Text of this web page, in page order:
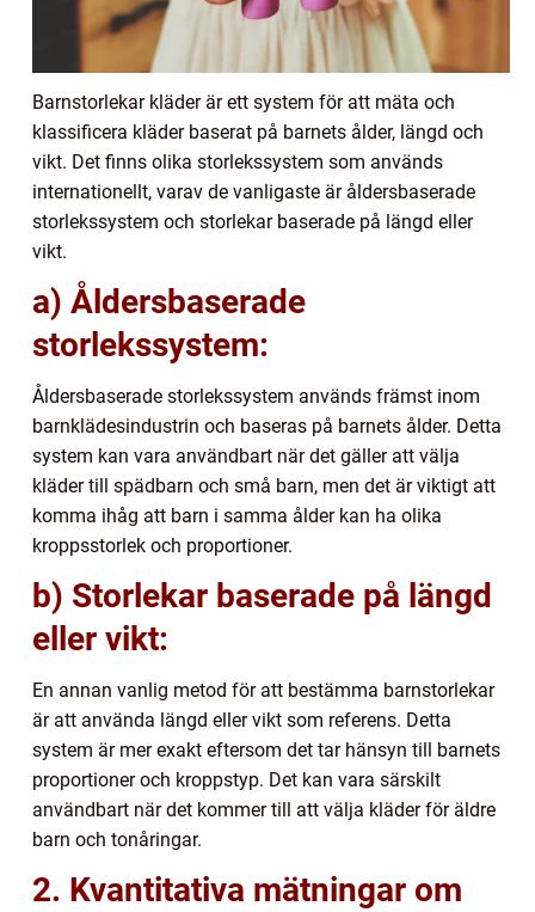
Barnstorlekar kläder är ett system för att mäta och
klassificera kläder baserat på barnets ålder, längd och
vikt. Det finns olika storlekssystem som används
internationellt, varav de vanligaste är åldersbaserade
storlekssystem och storlekar baserade på längd eller
vikt.
a) Åldersbaserade
storlekssystem:
Åldersbaserade storlekssystem används främst inom
barnklädesindustrin och baseras på barnets ålder. Detta
system kan vara användbart när det gäller att välja
kläder till spädbarn och små barn, men det är viktigt att
komma ihåg att barn i samma ålder kan ha olika
kroppsstorlek och proportioner.
b) Storlekar baserade på längd
eller vikt:
En annan vanlig metod för att bestämma barnstorlekar
är att använda längd eller vikt som referens. Detta
system är mer exakt eftersom det tar hänsyn till barnets
proportioner och kroppstyp. Det kan vara särskilt
användbart när det kommer till att välja kläder för äldre
barn och tonåringar.
2. Kvantitativa mätningar om